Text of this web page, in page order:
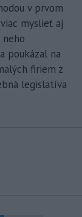
v prvom
myslieť aj
poukázal na
firiem z
legislatíva